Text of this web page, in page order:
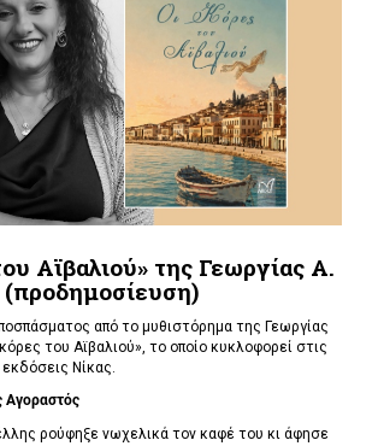
Αϊβαλιού» της Γεωργίας Α.
από το μυθιστόρημα της Γεωργίας
του Αϊβαλιού», το οποίο κυκλοφορεί στις
εκδόσεις Νίκας.
Αγοραστός
ρούφηξε νωχελικά τον καφέ του κι άφησε